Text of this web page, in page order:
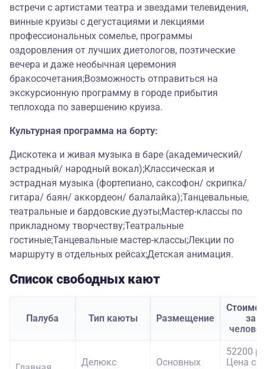
встречи с артистами театра и звездами телевидения,
винные круизы с дегустациями и лекциями
профессиональных сомелье, программы
оздоровления от лучших диетологов, поэтические
вечера и даже необычная церемония
бракосочетания;Возможность отправиться на
экскурсионную программу в городе прибытия
теплохода по завершению круиза.
Культурная программа на борту:
Дискотека и живая музыка в баре (академический/
эстрадный/ народный вокал);Классическая и
эстрадная музыка (фортепиано, саксофон/ скрипка/
гитара/ баян/ аккордеон/ балалайка);Танцевальные,
театральные и бардовские дуэты;Мастер-классы по
прикладному творчеству;Театральные
гостиные;Танцевальные мастер-классы;Лекции по
маршруту в отдельных рейсах;Детская анимация.
Список свободных кают
Палуба Тип каюты Размещение
за
Делюкс
Основных
52200
Цена со